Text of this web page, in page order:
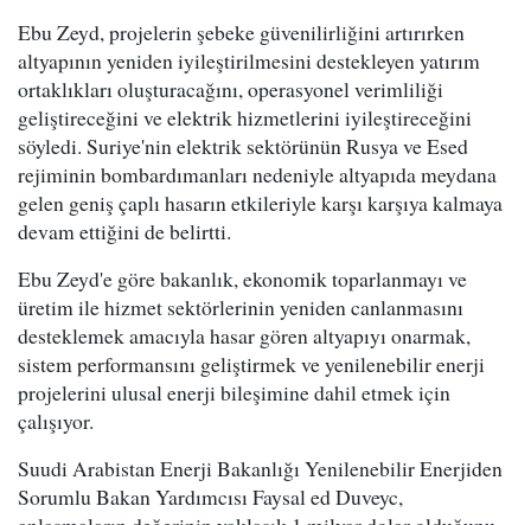
Ebu Zeyd, projelerin şebeke güvenilirliğini artırırken
altyapının yeniden iyileştirilmesini destekleyen yatırım
ortaklıkları oluşturacağını, operasyonel verimliliği
geliştireceğini ve elektrik hizmetlerini iyileştireceğini
söyledi. Suriye'nin elektrik sektörünün Rusya ve Esed
rejiminin bombardımanları nedeniyle altyapıda meydana
gelen geniş çaplı hasarın etkileriyle karşı karşıya kalmaya
devam ettiğini de belirtti.
Ebu Zeyd'e göre bakanlık, ekonomik toparlanmayı ve
üretim ile hizmet sektörlerinin yeniden canlanmasını
desteklemek amacıyla hasar gören altyapıyı onarmak,
sistem performansını geliştirmek ve yenilenebilir enerji
projelerini ulusal enerji bileşimine dahil etmek için
çalışıyor.
Suudi Arabistan Enerji Bakanlığı Yenilenebilir Enerjiden
Sorumlu Bakan Yardımcısı Faysal ed Duveyc,